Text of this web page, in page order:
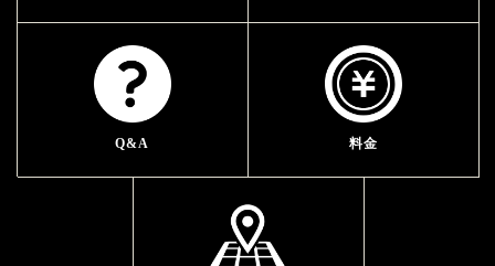
Q&A 料金